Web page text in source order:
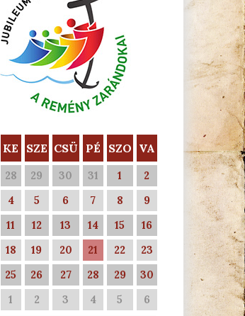
KE SZE CSÜ PÉ SZO VA
28 29 30 31 1
2
4 5 6 7 8
9
11 12 13 14 15
16
18 19 20 21 22
23
25 26 27 28 29
30
1 2 3 4 5 6